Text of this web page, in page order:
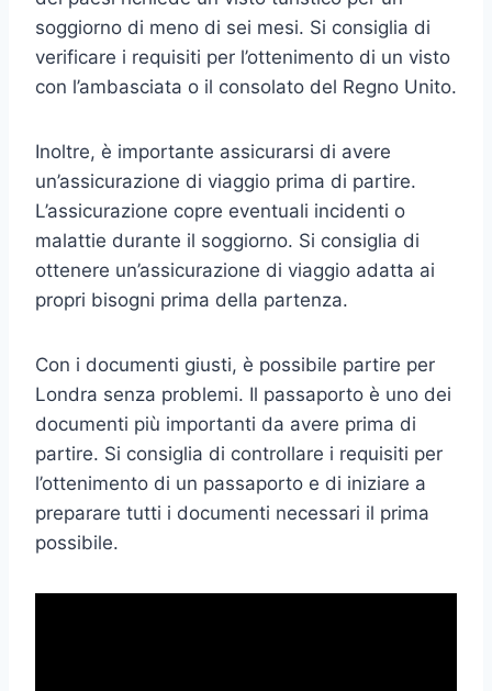
soggiorno di meno di sei mesi. Si consiglia di
verificare i requisiti per l’ottenimento di un visto
con l’ambasciata o il consolato del Regno Unito.
Inoltre, è importante assicurarsi di avere
un’assicurazione di viaggio prima di partire.
L’assicurazione copre eventuali incidenti o
malattie durante il soggiorno. Si consiglia di
ottenere un’assicurazione di viaggio adatta ai
propri bisogni prima della partenza.
Con i documenti giusti, è possibile partire per
Londra senza problemi. Il passaporto è uno dei
documenti più importanti da avere prima di
partire. Si consiglia di controllare i requisiti per
l’ottenimento di un passaporto e di iniziare a
preparare tutti i documenti necessari il prima
possibile.